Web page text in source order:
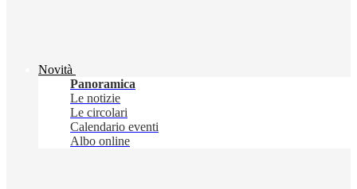
Novità
Panoramica
Le notizie
Le circolari
Calendario eventi
Albo online